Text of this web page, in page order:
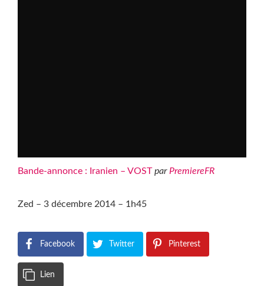
Bande-annonce : Iranien – VOST par PremiereFR
Zed – 3 décembre 2014 – 1h45
Facebook Twitter Pinterest
Lien